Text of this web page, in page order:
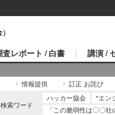
査レポート / 白書 講演 /
情報提供 訂正 お詫び
索ワード
ハッカー協会 "エン
「この脆弱性は〇〇